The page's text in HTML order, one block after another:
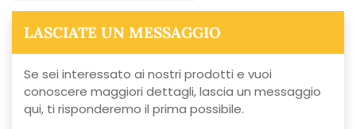
LASCIATE UN MESSAGGIO
Se sei interessato ai nostri prodotti e vuoi
conoscere maggiori dettagli, lascia un messaggio
qui, ti risponderemo il prima possibile.